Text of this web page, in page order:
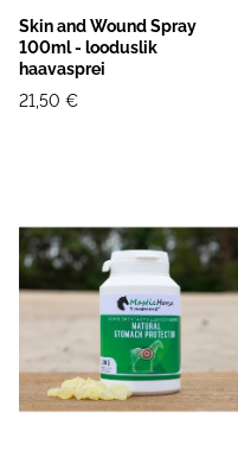
Skin and Wound Spray
100ml - looduslik
haavasprei
21,50 €